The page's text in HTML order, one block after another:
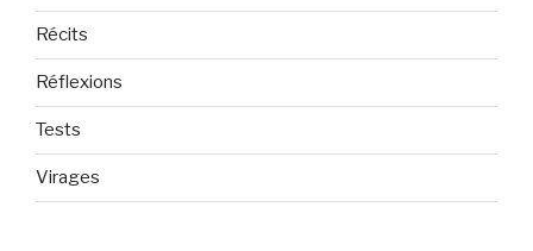
Récits
Réflexions
Tests
Virages